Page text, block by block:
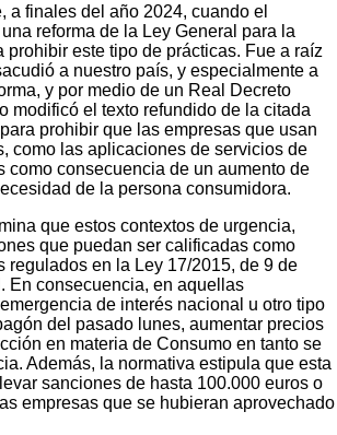
a finales del año 2024, cuando el
reforma de la Ley General para la
este tipo de prácticas. Fue a raíz
a nuestro país, y especialmente a
y por medio de un Real Decreto
modificó el texto refundido de la citada
prohibir que las empresas que usan
como las aplicaciones de servicios de
consecuencia de un aumento de
de la persona consumidora.
que estos contextos de urgencia,
que puedan ser calificadas como
en la Ley 17/2015, de 9 de
En consecuencia, en aquellas
de interés nacional u otro tipo
del pasado lunes, aumentar precios
en materia de Consumo en tanto se
Además, la normativa estipula que esta
sanciones de hasta 100.000 euros o
empresas que se hubieran aprovechado